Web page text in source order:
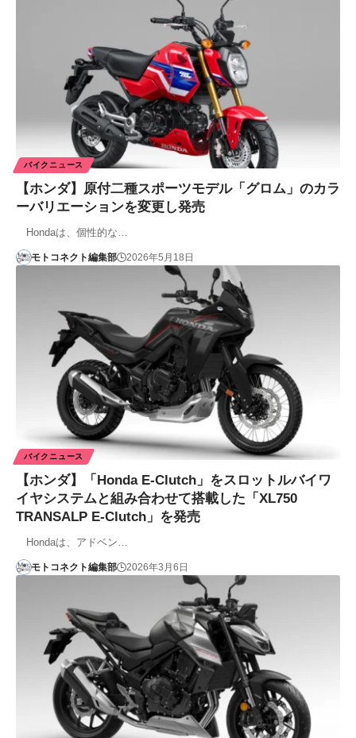
バイクニュース
【ホンダ】原付二種スポーツモデル「グロム」のカラ
ーバリエーションを変更し発売
Hondaは、個性的な…
モトコネクト編集部 2026年5月18日
バイクニュース
【ホンダ】「Honda E-Clutch」をスロットルバイワ
イヤシステムと組み合わせて搭載した「XL750
TRANSALP E-Clutch」を発売
Hondaは、アドベン…
モトコネクト編集部 2026年3月6日